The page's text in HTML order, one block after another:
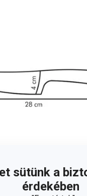
sütünk a
érdekében